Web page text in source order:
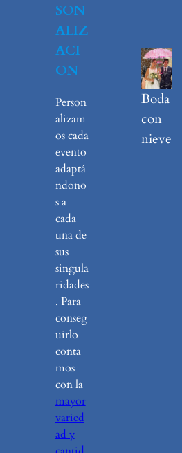
SON
ALIZ
ACI
ON
Person
alizam
os cada
evento
adaptá
ndono
s a
cada
una de
sus
singula
ridades
. Para
conseg
uirlo
conta
mos
con la
mayor
varied
ad y
Boda
con
nieve